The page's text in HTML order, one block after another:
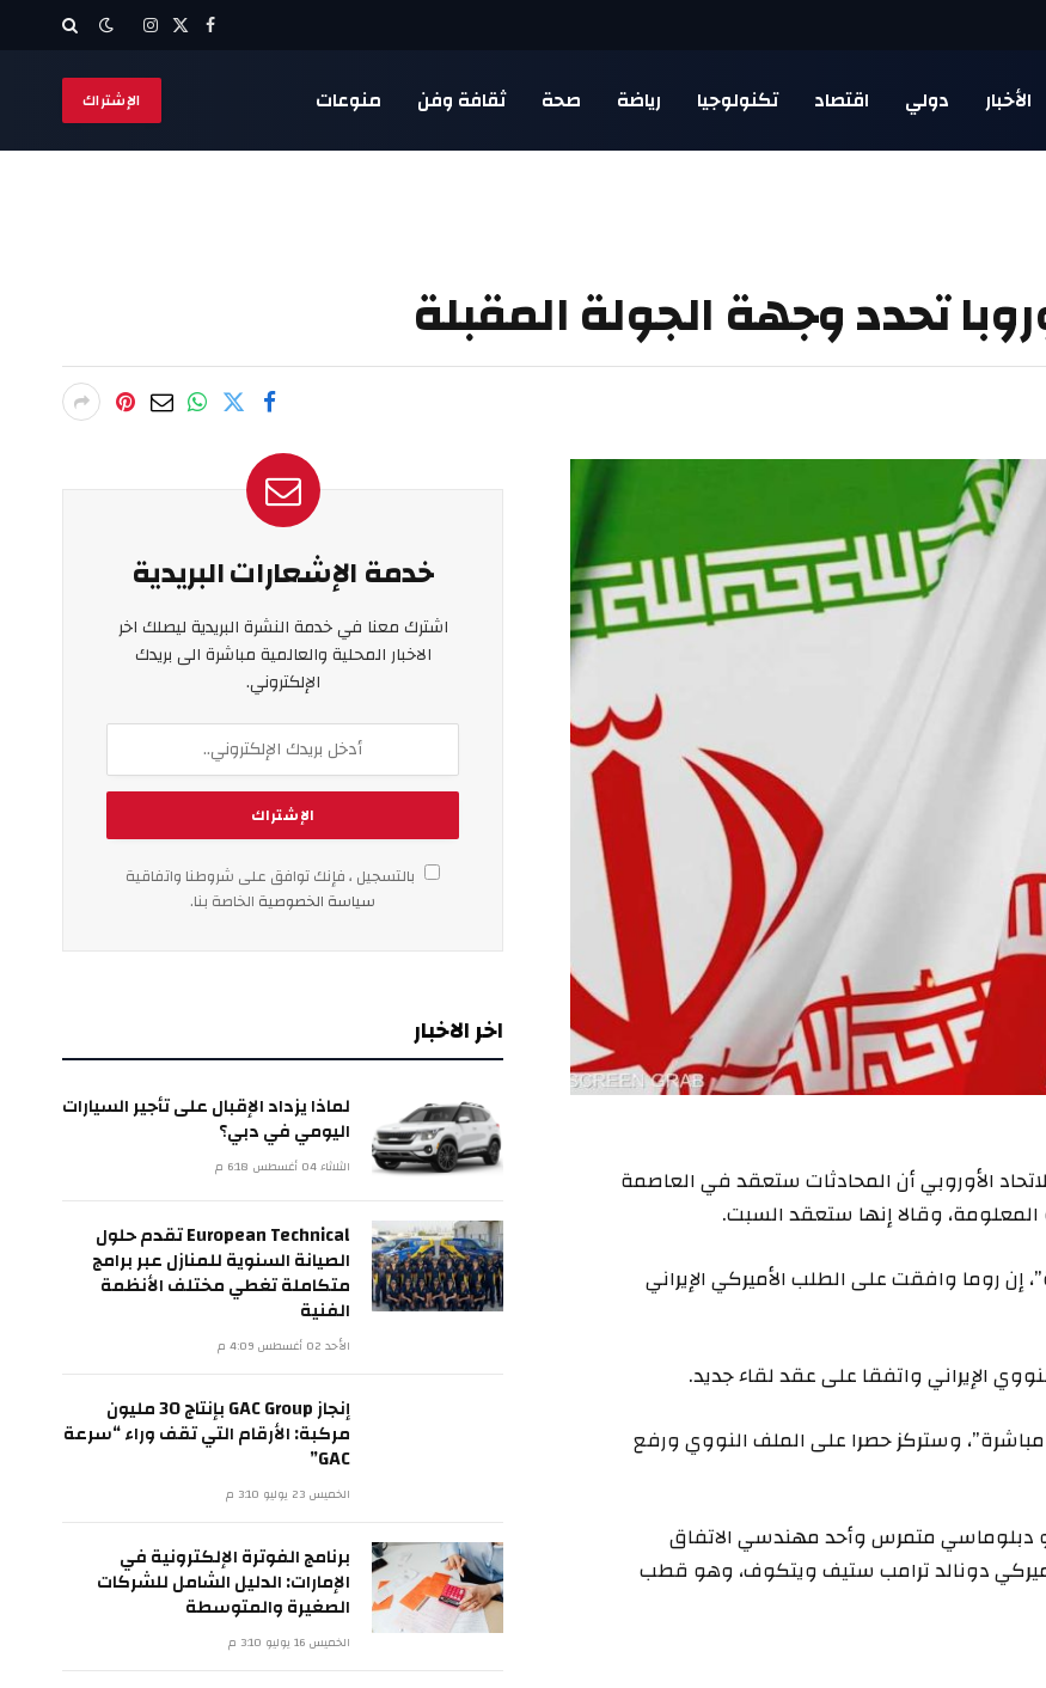
فيسبوك
X
الانستغرام
الأخبار دولي اقتصاد تكنولوجيا رياضة صحة ثقافة وفن منوعات الإشتراك
تحدد وجهة الجولة المقبلة
الأوروبي أن المحادثات ستعقد في العاصمة
المعلومة، وقالا إنها ستعقد السبت.
إن روما وافقت على الطلب الأميركي الإيراني
الإيراني واتفقا على عقد لقاء جديد.
مباشرة”، وستركز حصرا على الملف النووي ورفع
دبلوماسي متمرس وأحد مهندسي الاتفاق
الرئيس الأميركي دونالد ترامب ستيف ويتكوف، وهو قطب
خدمة الإشعارات البريدية
اشترك معنا في خدمة النشرة البريدية ليصلك اخر
الاخبار المحلية والعالمية مباشرة الى بريدك
الإلكتروني.
بالتسجيل ، فإنك توافق على شروطنا واتفاقية
سياسة الخصوصية الخاصة بنا.
اخر الاخبار
لماذا يزداد الإقبال على تأجير السيارات
اليومي في دبي؟
الثلاثاء 04 أغسطس 6:18 م
European Technical تقدم حلول
الصيانة السنوية للمنازل عبر برامج
متكاملة تغطي مختلف الأنظمة
الفنية
الأحد 02 أغسطس 4:09 م
إنجاز GAC Group بإنتاج 30 مليون
مركبة: الأرقام التي تقف وراء “سرعة
GAC”
الخميس 23 يوليو 3:10 م
برنامج الفوترة الإلكترونية في
الإمارات: الدليل الشامل للشركات
الصغيرة والمتوسطة
الخميس 16 يوليو 3:10 م